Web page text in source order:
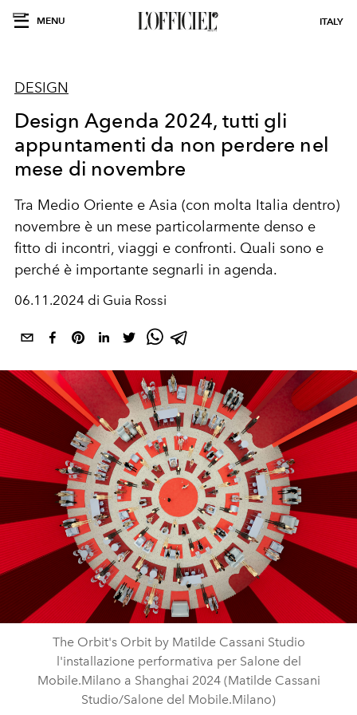
MENU ITALY
DESIGN
Design Agenda 2024, tutti gli
appuntamenti da non perdere nel
mese di novembre
Tra Medio Oriente e Asia (con molta Italia dentro)
novembre è un mese particolarmente denso e
fitto di incontri, viaggi e confronti. Quali sono e
perché è importante segnarli in agenda.
06.11.2024 di Guia Rossi
The Orbit's Orbit by Matilde Cassani Studio
l'installazione performativa per Salone del
Mobile.Milano a Shanghai 2024 (Matilde Cassani
Studio/Salone del Mobile.Milano)